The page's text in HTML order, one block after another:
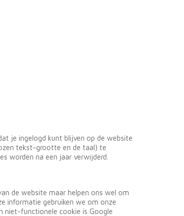
je ingelogd kunt blijven op de website
tekst-grootte en de taal) te
worden na een jaar verwijderd.
de website maar helpen ons wel om
informatie gebruiken we om onze
niet-functionele cookie is Google